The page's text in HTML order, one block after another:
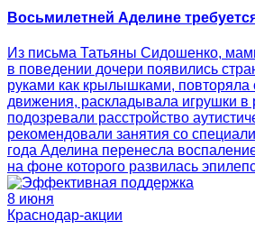
Восьмилетней Аделине
Из письма Татьяны Сидошенко,
в поведении дочери появились
руками как крылышками, повторяла
движения, раскладывала игрушки в
подозревали расстройство
рекомендовали занятия со
года Аделина перенесла
на фоне которого развилась
8 июня
Краснодар-акции